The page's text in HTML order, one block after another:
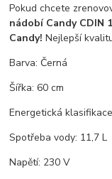
Pokud chcete
nádobí Candy CDIN
Candy! Nejlepší
Barva: Černá
Šířka: 60 cm
Energetická
Spotřeba vody: 11,7 L
Napětí: 230 V